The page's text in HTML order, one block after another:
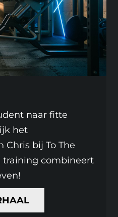
naar fitte
het
Chris bij To The
training combineert